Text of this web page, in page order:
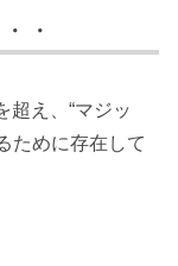
・
超え、“マジッ
ために存在して